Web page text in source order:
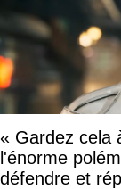
« Gardez cela
l'énorme
défendre et